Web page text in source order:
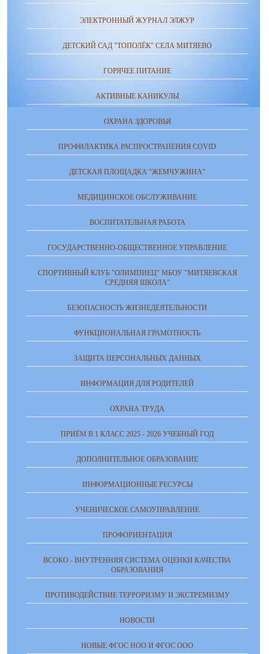
ЭЛЕКТРОННЫЙ ЖУРНАЛ ЭЛЖУР
ДЕТСКИЙ САД "ТОПОЛЁК" СЕЛА МИТЯЕВО
ГОРЯЧЕЕ ПИТАНИЕ
АКТИВНЫЕ КАНИКУЛЫ
ОХРАНА ЗДОРОВЬЯ
ПРОФИЛАКТИКА РАСПРОСТРАНЕНИЯ COVID
ДЕТСКАЯ ПЛОЩАДКА "ЖЕМЧУЖИНА"
МЕДИЦИНСКОЕ ОБСЛУЖИВАНИЕ
ВОСПИТАТЕЛЬНАЯ РАБОТА
ГОСУДАРСТВЕННО-ОБЩЕСТВЕННОЕ УПРАВЛЕНИЕ
СПОРТИВНЫЙ КЛУБ "ОЛИМПИЕЦ" МБОУ "МИТЯЕВСКАЯ
СРЕДНЯЯ ШКОЛА"
БЕЗОПАСНОСТЬ ЖИЗНЕДЕЯТЕЛЬНОСТИ
ФУНКЦИОНАЛЬНАЯ ГРАМОТНОСТЬ
ЗАЩИТА ПЕРСОНАЛЬНЫХ ДАННЫХ
ИНФОРМАЦИЯ ДЛЯ РОДИТЕЛЕЙ
ОХРАНА ТРУДА
ПРИЁМ В 1 КЛАСС 2025 - 2026 УЧЕБНЫЙ ГОД
ДОПОЛНИТЕЛЬНОЕ ОБРАЗОВАНИЕ
ИНФОРМАЦИОННЫЕ РЕСУРСЫ
УЧЕНИЧЕСКОЕ САМОУПРАВЛЕНИЕ
ПРОФОРИЕНТАЦИЯ
ВСОКО - ВНУТРЕННЯЯ СИСТЕМА ОЦЕНКИ КАЧЕСТВА
ОБРАЗОВАНИЯ
ПРОТИВОДЕЙСТВИЕ ТЕРРОРИЗМУ И ЭКСТРЕМИЗМУ
НОВОСТИ
НОВЫЕ ФГОС НОО И ФГОС ООО